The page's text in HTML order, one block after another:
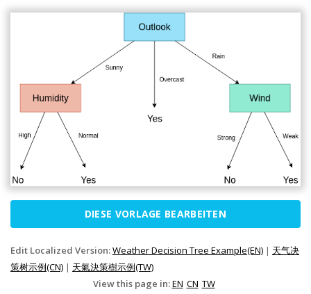
DIESE VORLAGE BEARBEITEN
Edit Localized Version:Weather Decision Tree Example(EN) | 天气决
策树示例(CN) | 天氣決策樹示例(TW)
View this page in:EN CN TW